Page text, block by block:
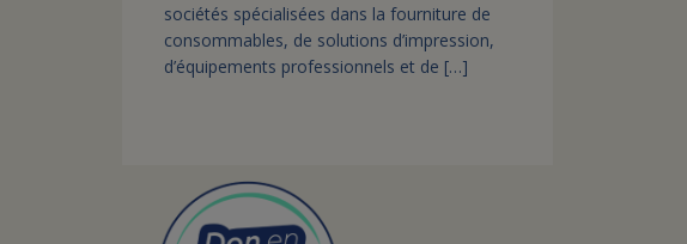
sociétés spécialisées dans la fourniture de
consommables, de solutions d’impression,
d’équipements professionnels et de […]